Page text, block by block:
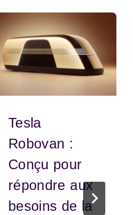
Tesla
Robovan :
Conçu pour
répondre aux
besoins de la